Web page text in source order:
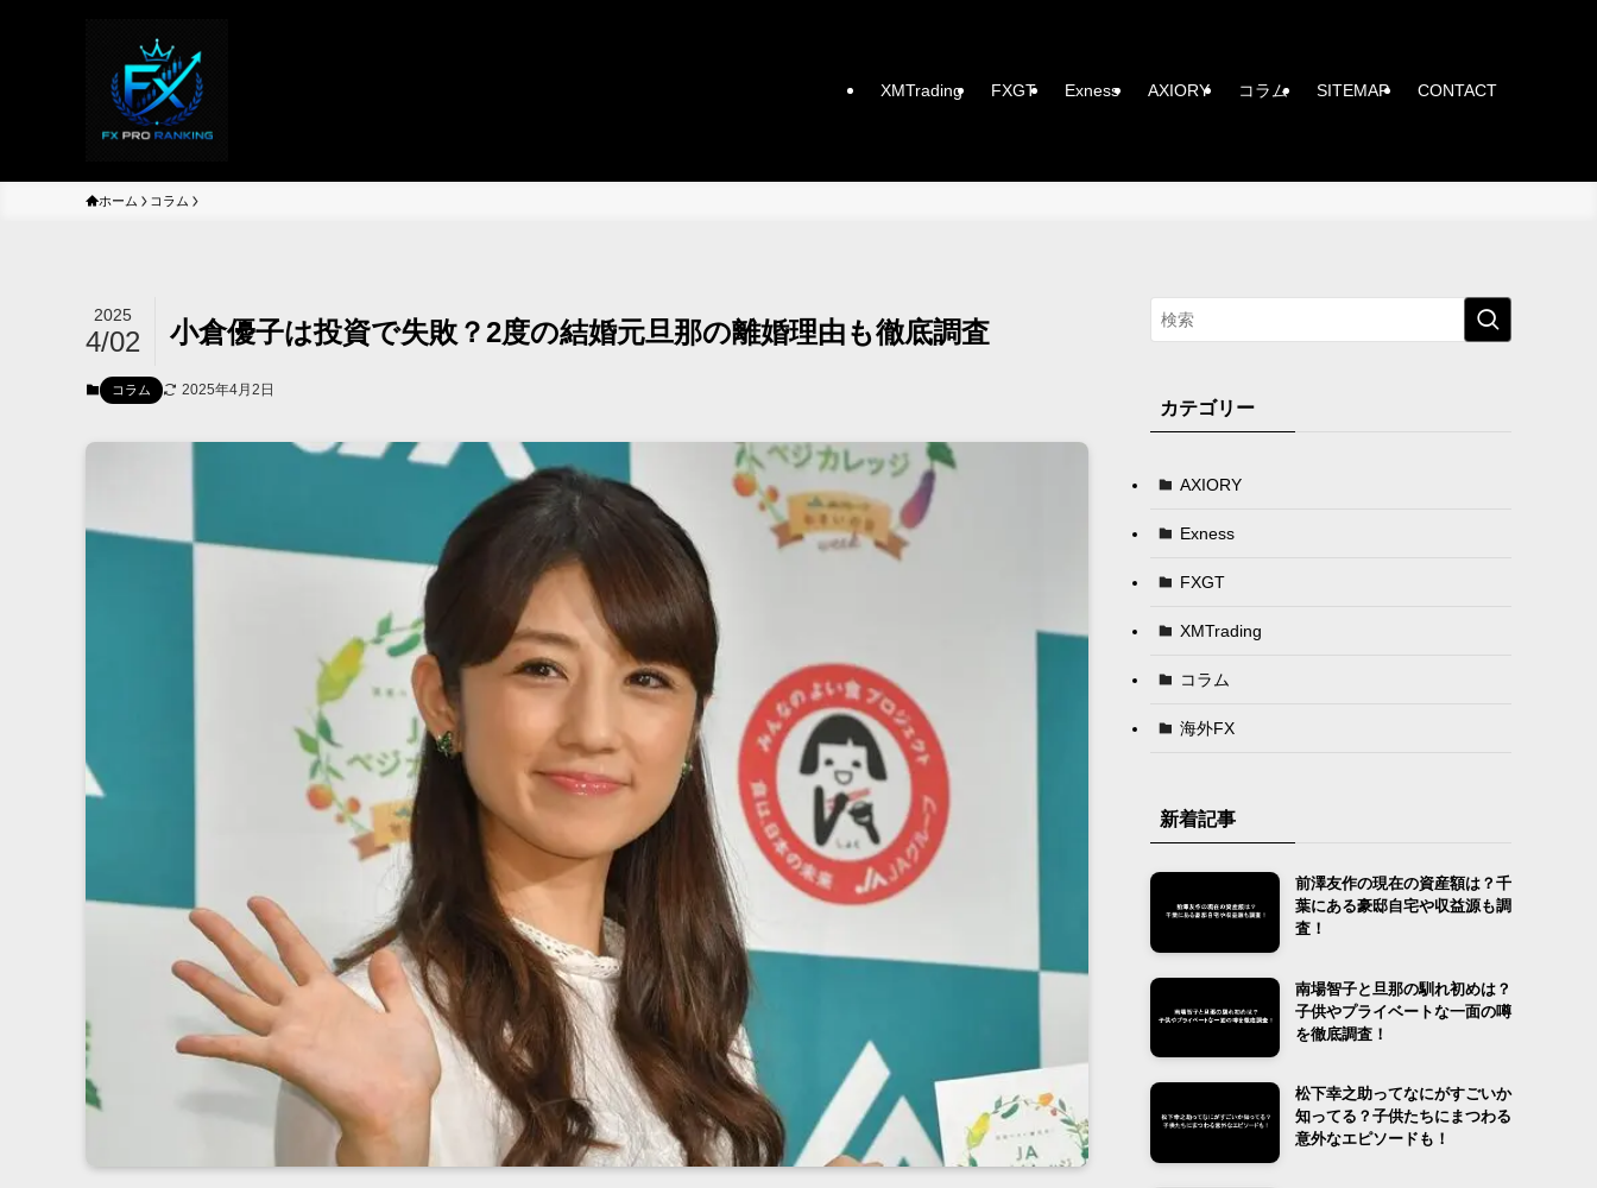
XMTrading FXGT Exness AXIORY コラム SITEMAP CONTACT
ホーム コラム
小倉優子は投資で失敗？2度の結婚元旦那の離婚理由も徹底調査
2025
4/02
コラム 2025年4月2日
カテゴリー
AXIORY
Exness
FXGT
XMTrading
コラム
海外FX
新着記事
前澤友作の現在の資産額は？千
葉にある豪邸自宅や収益源も調
査！
南場智子と旦那の馴れ初めは？
子供やプライベートな一面の噂
を徹底調査！
松下幸之助ってなにがすごいか
知ってる？子供たちにまつわる
意外なエピソードも！